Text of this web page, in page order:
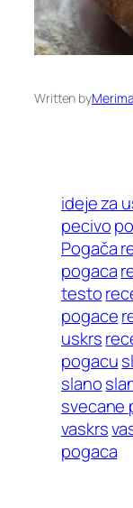
Written by
ideje za
pecivo
Pogača
pogaca
testo
pogace
uskrs
pogacu
slano
svecane
vaskrs
pogaca